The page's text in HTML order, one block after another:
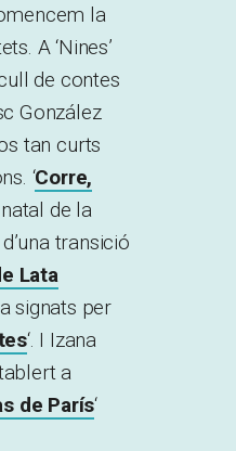
la
A ‘Nines’
de contes
González
tan curts
‘Corre,
de la
transició
Lata
signats per
‘. I Izana
a
de París‘